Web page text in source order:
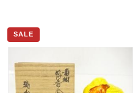
SALE